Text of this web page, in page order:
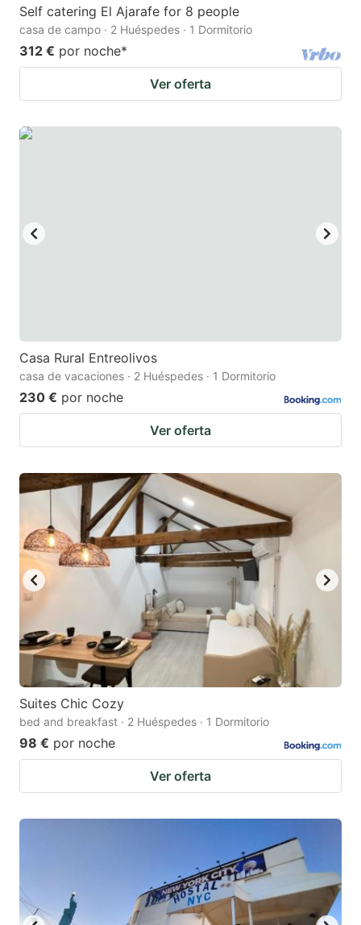
Self catering El Ajarafe for 8 people
casa de campo · 2 Huéspedes · 1 Dormitorio
312 € por noche*
Ver oferta
Casa Rural Entreolivos
casa de vacaciones · 2 Huéspedes · 1 Dormitorio
230 € por noche
Ver oferta
Suites Chic Cozy
bed and breakfast · 2 Huéspedes · 1 Dormitorio
98 € por noche
Ver oferta